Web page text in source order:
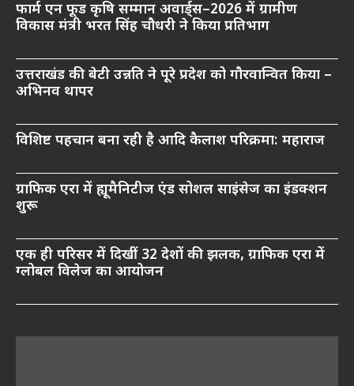
फार्म एन फूड कृषि सम्मान अवार्ड्स–2026 में ग्रामीण
विकास मंत्री भरत सिंह चौधरी ने किया प्रतिभाग
उत्तराखंड की बेटी उन्नति ने पूरे प्रदेश को गौरवान्वित किया –
अभिनव थापर
विशिष्ट पहचान बना रही है आदि कैलाश परिक्रमा: महाराज
ग्राफिक एरा में ह्यूमैनिटीज एंड सोशल साइंसेज का इंडक्शन
शुरू
एक ही परिसर में दिखीं 32 देशों की झलक, ग्राफिक एरा में
ग्लोबल विलेज का आयोजन